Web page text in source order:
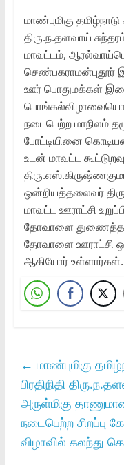
மாண்புமிகு தமிழ்நாடு
திரு.ந.தளவாய்‌
மாவட்டம்‌,
ஊர்‌ பொதுமக்கள்‌
நடைபெற்ற மாநிலம்‌
போட்டியினை
உடன்‌ மாவட்ட
ஒன்றியத்தலைவர்‌
மாவட்ட ஊராட்சி
தோவாளை
தோவாளை ஊராட்சி
ஆகியோர்‌ உள்ளார்கள்‌.
← மாண்புமிகு
பிரதிநிதி
அருள்மிகு
நடைபெற்ற சிறப்பு
விழாவில்‌ கலந்து